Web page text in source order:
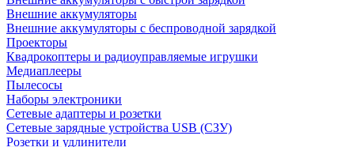
Внешние аккумуляторы
Внешние аккумуляторы с беспроводной зарядкой
Проекторы
Квадрокоптеры и радиоуправляемые игрушки
Медиаплееры
Пылесосы
Наборы электроники
Сетевые адаптеры и розетки
Сетевые зарядные устройства USB (СЗУ)
Розетки и удлинители